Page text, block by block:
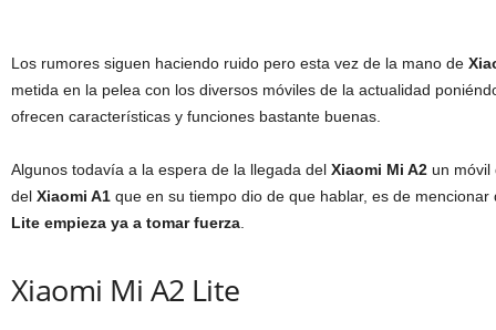
Los rumores siguen haciendo ruido pero esta vez de la mano de
metida en la pelea con los diversos móviles de la actualidad
ofrecen características y funciones bastante buenas.
Algunos todavía a la espera de la llegada del Xiaomi Mi A2 un móvil
del Xiaomi A1 que en su tiempo dio de que hablar, es de
Lite empieza ya a tomar fuerza
Xiaomi Mi A2 Lite